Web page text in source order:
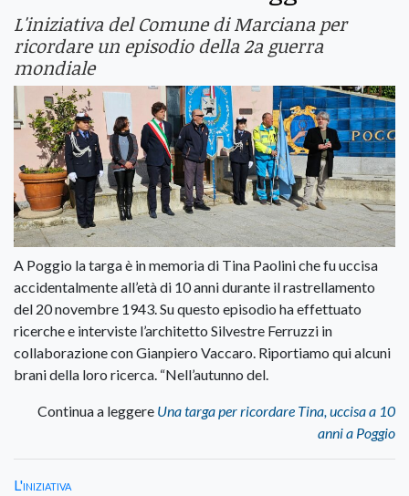
L'iniziativa del Comune di Marciana per
ricordare un episodio della 2a guerra
mondiale
A Poggio la targa è in memoria di Tina Paolini che fu uccisa
accidentalmente all’età di 10 anni durante il rastrellamento
del 20 novembre 1943. Su questo episodio ha effettuato
ricerche e interviste l’architetto Silvestre Ferruzzi in
collaborazione con Gianpiero Vaccaro. Riportiamo qui alcuni
brani della loro ricerca. “Nell’autunno del.
Continua a leggere Una targa per ricordare Tina, uccisa a 10
anni a Poggio
L'iniziativa